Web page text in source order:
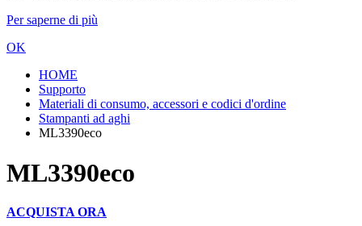
Per saperne di più
OK
HOME
Supporto
Materiali di consumo, accessori e codici d'ordine
Stampanti ad aghi
ML3390eco
ML3390eco
ACQUISTA ORA